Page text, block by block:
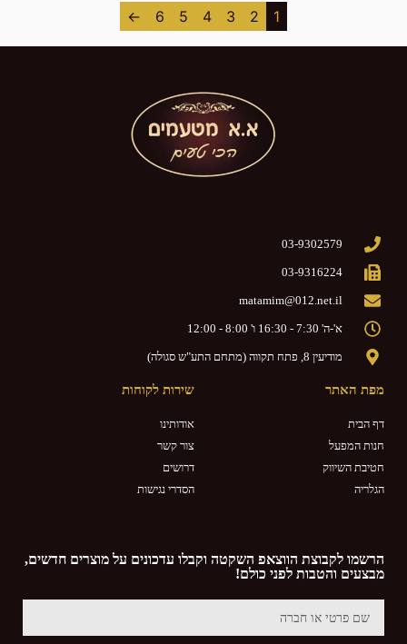
1
2
3
4
5
6
←
03-9302579
03-9316224
matamim@012.net.il
א'-ה' 7:30 - 16:30 ו' 8:00 - 12:00
מודיעין 8, פתח תקווה (מתחם התע"ש סגולה)
מפת האתר
דף הבית
חנות המפעל
חטיבת השיווק
הגלריה
שירות לקוחות
אודותינו
צור קשר
דרושים
הסדרי נגישות
הרשמו לקבוצת הווצאפ השקטה וקבלו עדכונים על מוצרים חדשים,
מבצעים והטבות לפני כולם!